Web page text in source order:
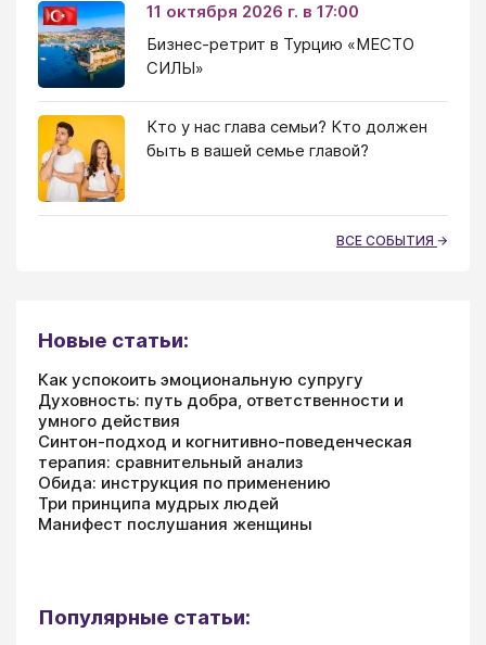
11 октября 2026 г. в 17:00
Бизнес-ретрит в Турцию «МЕСТО
СИЛЫ»
Кто у нас глава семьи? Кто должен
быть в вашей семье главой?
ВСЕ СОБЫТИЯ
Новые статьи:
Как успокоить эмоциональную супругу
Духовность: путь добра, ответственности и
умного действия
Синтон-подход и когнитивно-поведенческая
терапия: сравнительный анализ
Обида: инструкция по применению
Три принципа мудрых людей
Манифест послушания женщины
Популярные статьи: